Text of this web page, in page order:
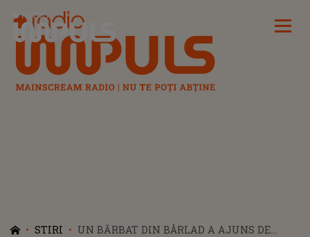
Radio Impuls
STIRI
UN BĂRBAT DIN BÂRLAD A AJUNS DE